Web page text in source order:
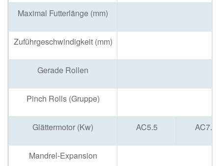
Maximal Futterlänge (mm)
Zuführgeschwindigkeit (mm)
Gerade Rollen
Pinch Rolls (Gruppe)
Glättermotor (Kw) AC5.5 AC7.5
Mandrel-Expansion